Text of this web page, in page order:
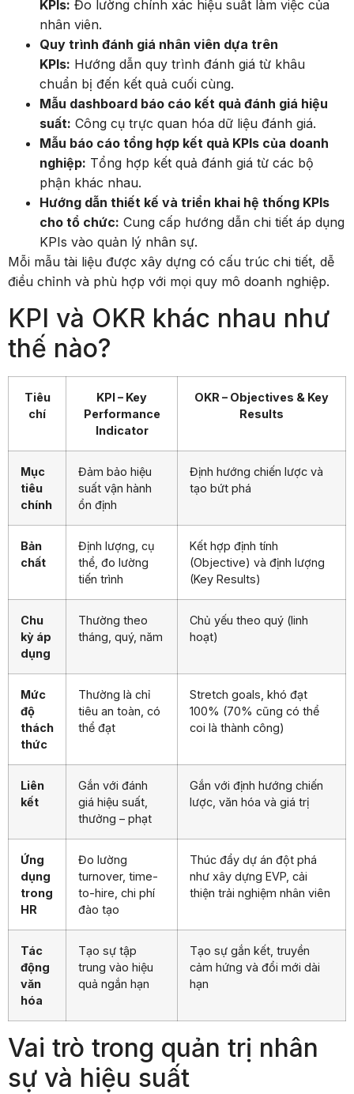
KPIs: Đo lường chính xác hiệu suất làm việc của
nhân viên.
Quy trình đánh giá nhân viên dựa trên
KPIs: Hướng dẫn quy trình đánh giá từ khâu
chuẩn bị đến kết quả cuối cùng.
Mẫu dashboard báo cáo kết quả đánh giá hiệu
suất: Công cụ trực quan hóa dữ liệu đánh giá.
Mẫu báo cáo tổng hợp kết quả KPIs của doanh
nghiệp: Tổng hợp kết quả đánh giá từ các bộ
phận khác nhau.
Hướng dẫn thiết kế và triển khai hệ thống KPIs
cho tổ chức: Cung cấp hướng dẫn chi tiết áp dụng
KPIs vào quản lý nhân sự.
Mỗi mẫu tài liệu được xây dựng có cấu trúc chi tiết, dễ
điều chỉnh và phù hợp với mọi quy mô doanh nghiệp.
KPI và OKR khác nhau như
thế nào?
Tiêu
chí
KPI – Key
Performance
Indicator
OKR – Objectives & Key
Results
Mục
tiêu
chính
Đảm bảo hiệu
suất vận hành
ổn định
Định hướng chiến lược và
tạo bứt phá
Bản
chất
Định lượng, cụ
thể, đo lường
tiến trình
Kết hợp định tính
(Objective) và định lượng
(Key Results)
Chu
kỳ áp
dụng
Thường theo
tháng, quý, năm
Chủ yếu theo quý (linh
hoạt)
Mức
độ
thách
thức
Thường là chỉ
tiêu an toàn, có
thể đạt
Stretch goals, khó đạt
100% (70% cũng có thể
coi là thành công)
Liên
kết
Gắn với đánh
giá hiệu suất,
thưởng – phạt
Gắn với định hướng chiến
lược, văn hóa và giá trị
Ứng
dụng
trong
HR
Đo lường
turnover, time-
to-hire, chi phí
đào tạo
Thúc đẩy dự án đột phá
như xây dựng EVP, cải
thiện trải nghiệm nhân viên
Tác
động
văn
hóa
Tạo sự tập
trung vào hiệu
quả ngắn hạn
Tạo sự gắn kết, truyền
cảm hứng và đổi mới dài
hạn
Vai trò trong quản trị nhân
sự và hiệu suất